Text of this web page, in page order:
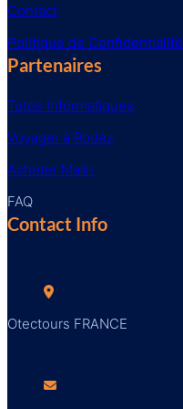
Contact
Politique de Confidentialité
Partenaires
Tutos Informatiques
Voyager à Rodez
Acheter Malin
FAQ
Contact Info
Otectours FRANCE